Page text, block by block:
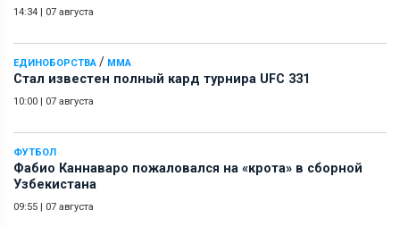
14:34 | 07 августа
ЕДИНОБОРСТВА / ММА
Стал известен полный кард турнира UFC 331
10:00 | 07 августа
ФУТБОЛ
Фабио Каннаваро пожаловался на «крота» в сборной
Узбекистана
09:55 | 07 августа